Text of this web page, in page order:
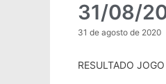
31/08/20
31 de agosto de 2020
RESULTADO